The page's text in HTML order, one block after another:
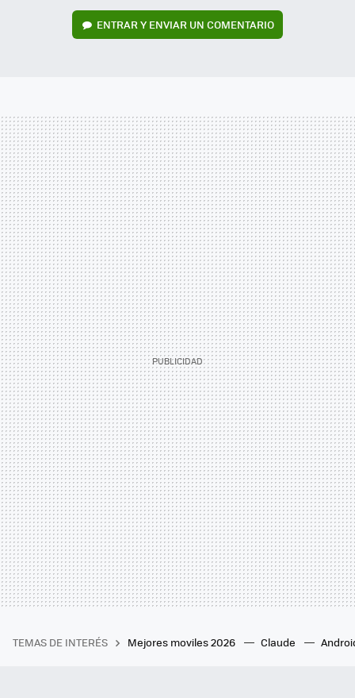
ENTRAR Y ENVIAR UN COMENTARIO
TEMAS DE INTERÉS Mejores moviles 2026 Claude